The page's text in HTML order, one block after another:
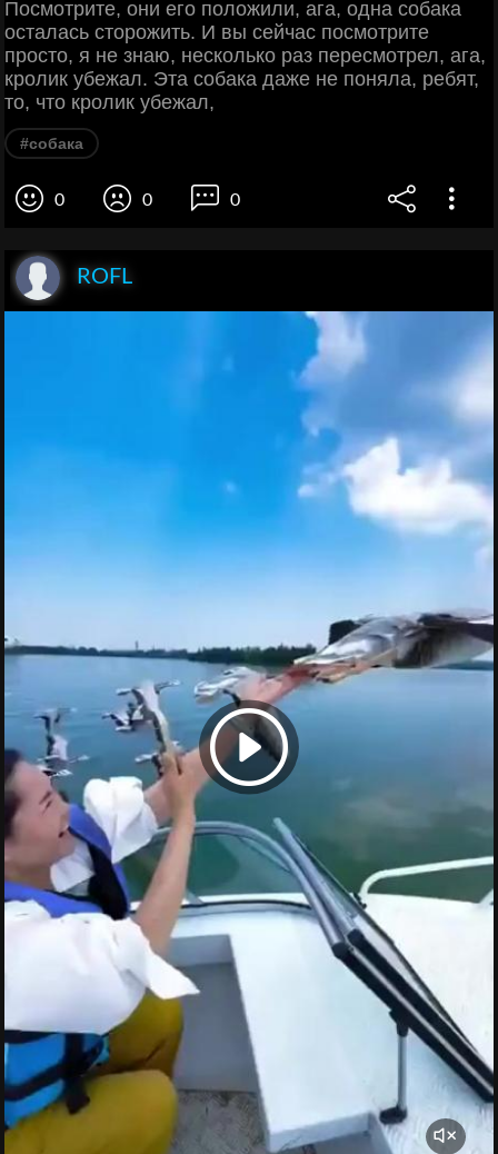
Посмотрите, они его положили, ага, одна собака
осталась сторожить. И вы сейчас посмотрите
просто, я не знаю, несколько раз пересмотрел, ага,
кролик убежал. Эта собака даже не поняла, ребят,
то, что кролик убежал,
#собака
0 0 0
ROFL